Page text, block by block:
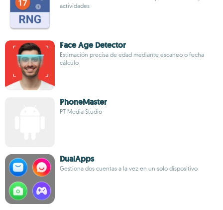
actividades
Face Age Detector
Estimación precisa de edad mediante escaneo o fecha
cálculo
PhoneMaster
PT Media Studio
DualApps
Gestiona dos cuentas a la vez en un solo dispositivo